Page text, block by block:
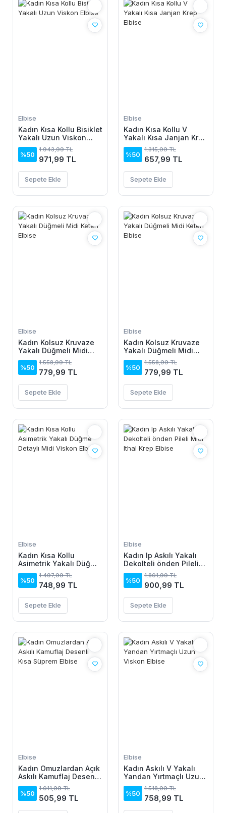
Elbise
Kadın Kısa Kollu Bisiklet
Yakalı Uzun Viskon
Elbise
%50
1.943,99 TL
971,99 TL
Sepete Ekle
Elbise
Kadın Kısa Kollu V
Yakalı Kısa Janjan Krep
Elbise
%50
1.315,99 TL
657,99 TL
Sepete Ekle
Elbise
Kadın Kolsuz Kruvaze
Yakalı Düğmeli Midi
Keten Elbise
%50
1.558,99 TL
779,99 TL
Sepete Ekle
Elbise
Kadın Kolsuz Kruvaze
Yakalı Düğmeli Midi
Keten Elbise
%50
1.558,99 TL
779,99 TL
Sepete Ekle
Elbise
Kadın Kısa Kollu
Asimetrik Yakalı Düğme
Detaylı Midi Viskon
Elbise
%50
1.497,99 TL
748,99 TL
Sepete Ekle
Elbise
Kadın Ip Askılı Yakalı
Dekolteli önden Pileli
Midi Ithal Krep Elbise
%50
1.801,99 TL
900,99 TL
Sepete Ekle
Elbise
Kadın Omuzlardan Açık
Askılı Kamuflaj Desenli
Kısa Süprem Elbise
%50
1.011,99 TL
505,99 TL
Elbise
Kadın Askılı V Yakalı
Yandan Yırtmaçlı Uzun
Viskon Elbise
%50
1.518,99 TL
758,99 TL